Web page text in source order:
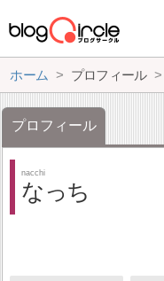
ホーム プロフィール
プロフィール
nacchi
なっち